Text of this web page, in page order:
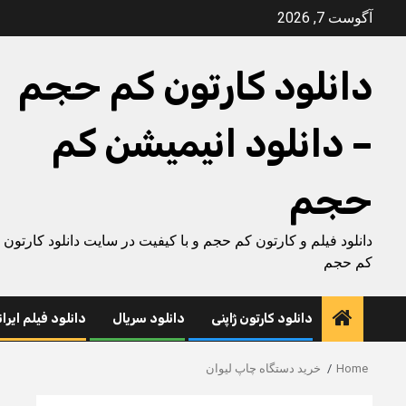
آگوست 7, 2026
دانلود کارتون کم حجم
– دانلود انیمیشن کم
حجم
دانلود فیلم و کارتون کم حجم و با کیفیت در سایت دانلود کارتون
کم حجم
دانلود کارتون ژاپنی دانلود سریال دانلود فیلم
Home خرید دستگاه چاپ لیوان